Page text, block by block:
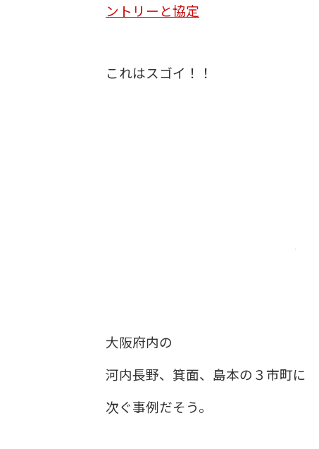
ントリーと協定
これはスゴイ！！
大阪府内の
河内長野、箕面、島本の３市町に
次ぐ事例だそう。